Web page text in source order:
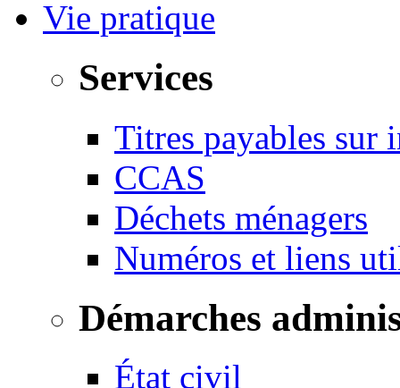
Vie pratique
Services
Titres payables sur
CCAS
Déchets ménagers
Numéros et liens
Démarches
État civil